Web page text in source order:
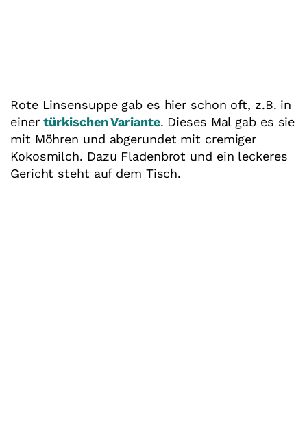
Rote Linsensuppe gab es hier schon oft, z.B. in
einertürkischen Variante. Dieses Mal gab es sie
mit Möhren und abgerundet mit cremiger
Kokosmilch. Dazu Fladenbrot und ein leckeres
Gericht steht auf dem Tisch.